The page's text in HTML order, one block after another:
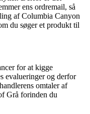
ens ordremail, så
af Columbia Canyon
du søger et produkt til
for at kigge
evalueringer og derfor
omtaler af
Grå forinden du